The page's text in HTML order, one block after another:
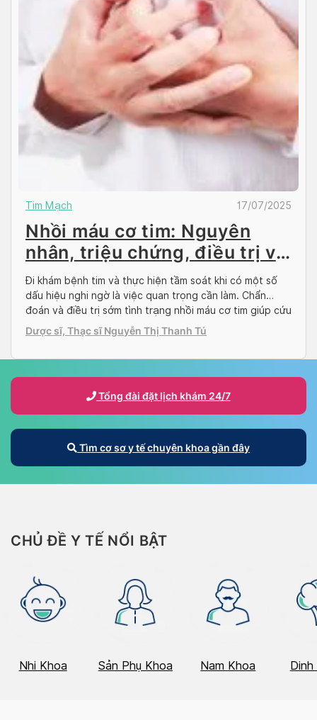
Tim Mạch 17/07/2025
Nhồi máu cơ tim: Nguyên
nhân, triệu chứng, điều trị và
phòng ngừa
Đi khám bệnh tim và thực hiện tầm soát khi có một số
dấu hiệu nghi ngờ là việc quan trọng cần làm. Chẩn
đoán và điều trị sớm tình trạng nhồi máu cơ tim giúp cứu
sống người bệnh, sự chậm trễ trong việc tiếp cận hỗ
trợ y tế khi bệnh nhân nhồi […]
Dược sĩ, Thạc sĩ Nguyễn Thị Thanh Tú
Tổng đài đặt lịch khám 24/7
Tìm cơ sơ y tế chuyên khoa gần đây
CHỦ ĐỀ Y TẾ NỔI BẬT
Nhi Khoa Sản Phụ Khoa Nam Khoa Dinh